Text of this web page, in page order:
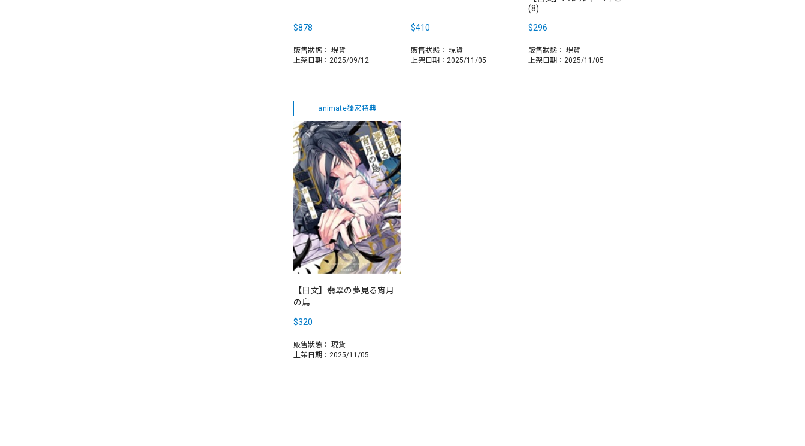
$878
販售狀態： 現貨
上架日期：2025/09/12
$410
販售狀態： 現貨
上架日期：2025/11/05
(8)
$296
販售狀態： 現貨
上架日期：2025/11/05
animate獨家特典
【日文】翡翠の夢見る宵月
の烏
$320
販售狀態： 現貨
上架日期：2025/11/05